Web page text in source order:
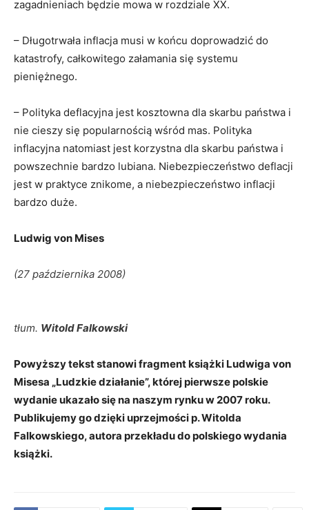
zagadnieniach będzie mowa w rozdziale XX.
– Długotrwała inflacja musi w końcu doprowadzić do
katastrofy, całkowitego załamania się systemu
pieniężnego.
– Polityka deflacyjna jest kosztowna dla skarbu państwa i
nie cieszy się popularnością wśród mas. Polityka
inflacyjna natomiast jest korzystna dla skarbu państwa i
powszechnie bardzo lubiana. Niebezpieczeństwo deflacji
jest w praktyce znikome, a niebezpieczeństwo inflacji
bardzo duże.
Ludwig von Mises
(27 października 2008)
tłum. Witold Falkowski
Powyższy tekst stanowi fragment książki Ludwiga von
Misesa „Ludzkie działanie”, której pierwsze polskie
wydanie ukazało się na naszym rynku w 2007 roku.
Publikujemy go dzięki uprzejmości p. Witolda
Falkowskiego, autora przekładu do polskiego wydania
książki.